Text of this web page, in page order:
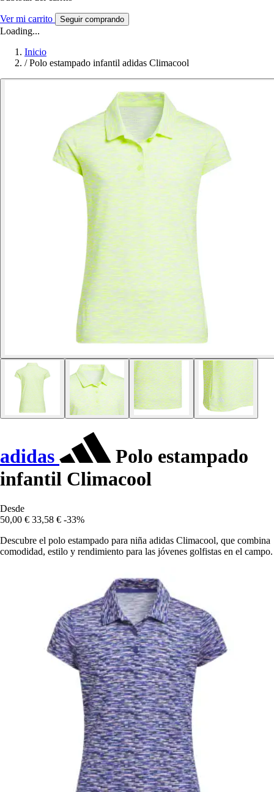
Ver mi carrito Seguir comprando
Loading...
Inicio
/ Polo estampado infantil adidas Climacool
adidas
Polo estampado
infantil Climacool
Desde
50,00 € 33,58 € -33%
Descubre el polo estampado para niña adidas Climacool, que combina
comodidad, estilo y rendimiento para las jóvenes golfistas en el campo.